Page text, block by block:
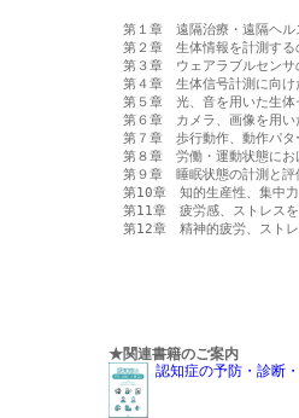
第１章　遠隔治療・遠隔ヘ
第２章　生体情報を計測す
第３章　ウェアラブルセンサ
第４章　生体信号計測に向
第５章　光、音を用いた生体
第６章　カメラ、画像を用
第７章　歩行動作、動作パ
第８章　労働・運動状態に
第９章　睡眠状態の計測と評
第10章　知的生産性、集中
第11章　疲労感、ストレス
第12章　精神的疲労、スト
★関連書籍のご案内
認知症の予防・診断